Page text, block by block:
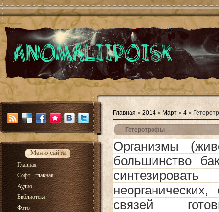
Меню сайта
Главная
Софт - главная
Аудио
Библиотека
Фото
Главная » 2014 » Март » 4 »
Гетеротрофы
Организмы
большинство
связей